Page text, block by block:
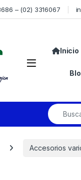
– (02) 3316067
Inicio
Accesorios